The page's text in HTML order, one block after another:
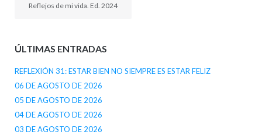
Reflejos de mi vida. Ed. 2024
ÚLTIMAS ENTRADAS
REFLEXIÓN 31: ESTAR BIEN NO SIEMPRE ES ESTAR FELIZ
06 DE AGOSTO DE 2026
05 DE AGOSTO DE 2026
04 DE AGOSTO DE 2026
03 DE AGOSTO DE 2026